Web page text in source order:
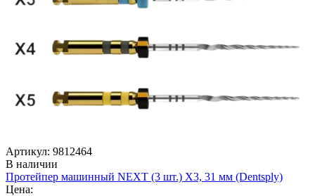
Артикул: 9812464
В наличии
Протейпер машинный NEXT (3 шт.) Х3, 31 мм (Dentsply)
Цена: